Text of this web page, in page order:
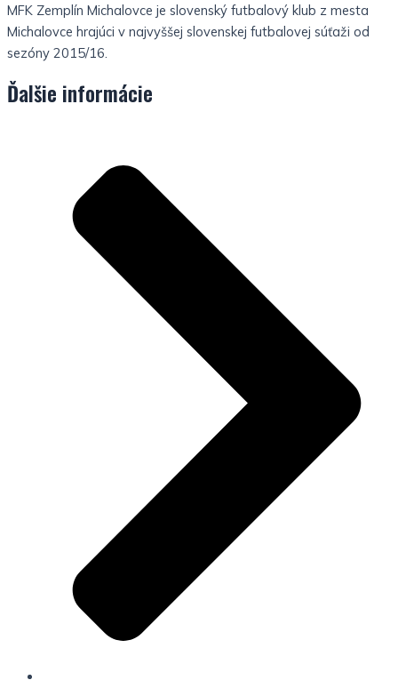
MFK Zemplín Michalovce je slovenský futbalový klub z mesta
Michalovce hrajúci v najvyššej slovenskej futbalovej súťaži od
sezóny 2015/16.
Ďalšie informácie